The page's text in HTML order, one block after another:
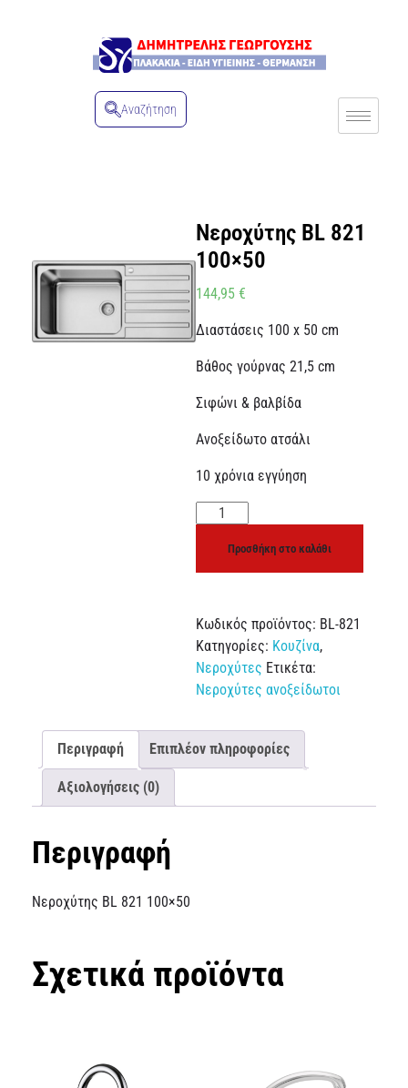
Αναζήτηση
Νεροχύτης BL 821
100×50
144,95 €
Διαστάσεις 100 x 50 cm
Βάθος γούρνας 21,5 cm
Σιφώνι & βαλβίδα
Ανοξείδωτο ατσάλι
10 χρόνια εγγύηση
Προσθήκη στο καλάθι
Κωδικός προϊόντος: BL-821
Κατηγορίες: Κουζίνα,
Νεροχύτες Ετικέτα:
Νεροχύτες ανοξείδωτοι
Περιγραφή Επιπλέον πληροφορίες
Αξιολογήσεις (0)
Περιγραφή
Νεροχύτης BL 821 100×50
Σχετικά προϊόντα